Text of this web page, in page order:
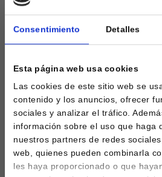
Consentimiento Detalles
Esta página web usa cookies
Las cookies de este sitio web se
contenido y los anuncios, ofrecer
sociales y analizar el tráfico.
información sobre el uso que haga
nuestros partners de redes
web, quienes pueden combinarla
les haya proporcionado o que
El Atlético de Madrid continúa
ambos laterales ahora le toca
El futbolista turco aterriza en
coste cero después de
Leicester. Aunque esta
el pasado enero, cuando se
partes al estar el futbolista en
de vinculación con el equipo
no fue hasta ayer cuando se